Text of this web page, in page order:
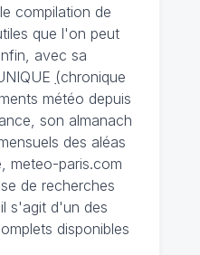
compilation de
que l'on peut
avec sa
(chronique
météo depuis
son almanach
des aléas
meteo-paris.com
de recherches
s'agit d'un des
disponibles